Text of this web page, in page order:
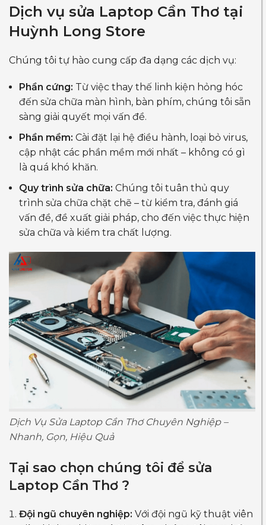
Dịch vụ sửa Laptop Cần Thơ tại
Huỳnh Long Store
Chúng tôi tự hào cung cấp đa dạng các dịch vụ:
Phần cứng: Từ việc thay thế linh kiện hỏng hóc
đến sửa chữa màn hình, bàn phím, chúng tôi sẵn
sàng giải quyết mọi vấn đề.
Phần mềm: Cài đặt lại hệ điều hành, loại bỏ virus,
cập nhật các phần mềm mới nhất – không có gì
là quá khó khăn.
Quy trình sửa chữa: Chúng tôi tuân thủ quy
trình sửa chữa chặt chẽ – từ kiểm tra, đánh giá
vấn đề, đề xuất giải pháp, cho đến việc thực hiện
sửa chữa và kiểm tra chất lượng.
Dịch Vụ Sửa Laptop Cần Thơ Chuyên Nghiệp –
Nhanh, Gọn, Hiệu Quả
Tại sao chọn chúng tôi để sửa
Laptop Cần Thơ ?
Đội ngũ chuyên nghiệp: Với đội ngũ kỹ thuật viên